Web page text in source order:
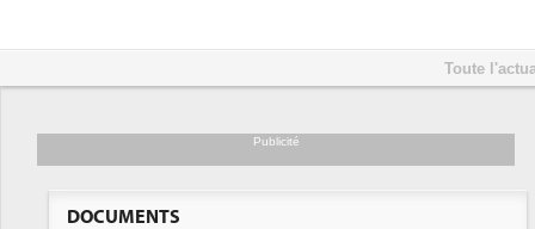
Toute
Publicité
DOCUMENTS